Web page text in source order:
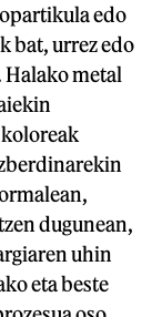
edo
bat, urrez edo
metal
dugunean,
uhin
eta beste